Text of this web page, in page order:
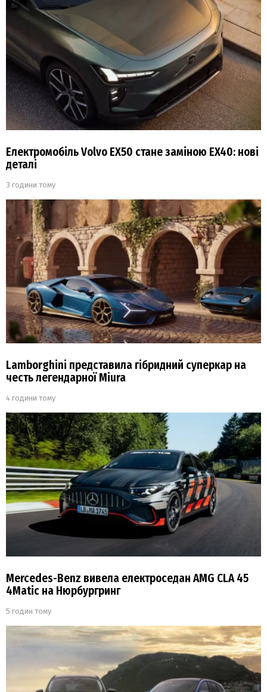
Електромобіль Volvo EX50 стане заміною EX40: нові
деталі
3 години тому
Lamborghini представила гібридний суперкар на
честь легендарної Miura
4 години тому
Mercedes-Benz вивела електроседан AMG CLA 45
4Matic на Нюрбургринг
5 годин тому